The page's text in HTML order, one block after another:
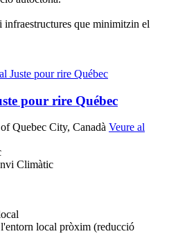
pour rire Québec
Quebec City, Canadà Veure al